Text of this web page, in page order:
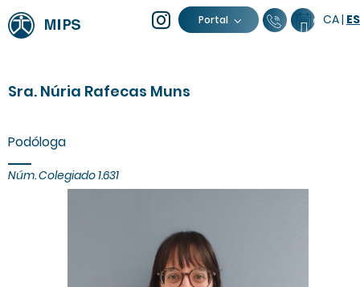
Portal 93 805 04
CA| ES
Sra. Núria Rafecas Muns
Podóloga
Núm. Colegiado 1.631